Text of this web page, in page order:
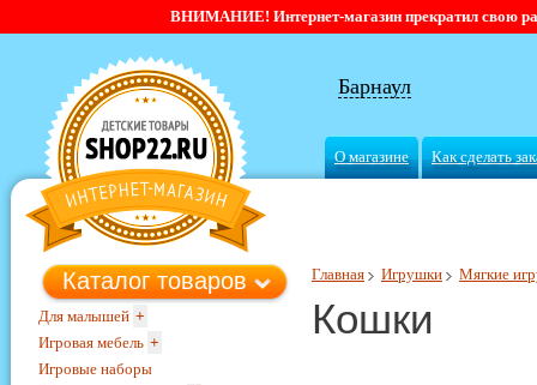
ВНИМАНИЕ! Интернет-магазин прекратил свою
Барнаул
О магазине Как сделать
Главная Игрушки Мягкие
Кошки
Каталог товаров
Для малышей +
Игровая мебель +
Игровые наборы